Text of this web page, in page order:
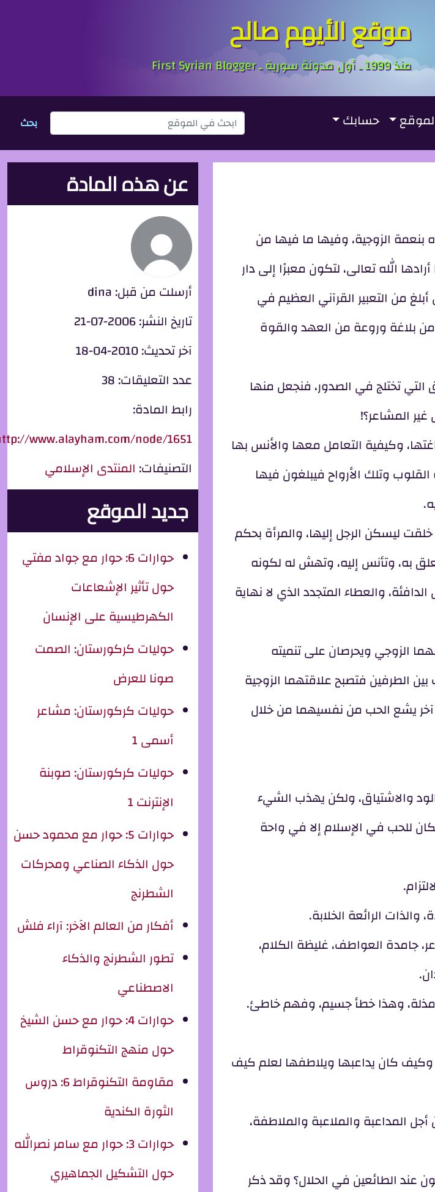
موقع الأيهم صالح
منذ 1999 ـ أول مدونة سورية ـ First Syrian Blogger
حسابك بحث
بنعمة الزوجية، وفيها ما فيها من
الله تعالى، لتكون معبرًا إلى دار
من التعبير القرآني العظيم في
من بلاغة وروعة من العهد والقوة
تختلج في الصدور، فنجعل منها
المشاعر؟!
وكيفية التعامل معها والأنس بها
وتلك الأرواح فيبلغون فيها
ليسكن الرجل إليها، والمرأة بحكم
به، وتأنس إليه، وتهش له لكونه
والعطاء المتجدد الذي لا نهاية
الزوجي ويحرصان على تنميته
الطرفين فتصبح علاقتهما الزوجية
آخر يشع الحب من نفسيهما من خلال
الود والاشتياق، ولكن يهذب الشيء
للحب في الإسلام إلا في واحة
الرائعة الخلابة.
جامدة العواطف، غليظة الكلام،
وهذا خطأ جسيم، وفهم خاطئ.
وكيف كان يداعبها ويلاطفها لعلم كيف
المداعبة والملاعبة والملاطفة،
عند الطائعين في الحلال؟ وقد ذكر
عن هذه المادة
أرسلت من قبل:dina
تاريخ النشر:2006-07-21
آخر تحديث:2010-04-18
عدد التعليقات:38
رابط المادة:
www.alayham.com/node/1651
التصنيفات: المنتدى الإسلامي
جديد الموقع
حوارات 6: حوار مع جواد مفتي
حول تأثير الإشعاعات
الكهرطيسية على الإنسان
حوليات كركورستان: الصمت
صونا للعرض
حوليات كركورستان: مشاعر
أسمى 1
حوليات كركورستان: صوبنة
الإنترنت 1
حوارات 5: حوار مع محمود حسن
حول الذكاء الصناعي ومحركات
الشطرنج
أفكار من العالم الآخر: آراء فلش
تطور الشطرنج والذكاء
الاصطناعي
حوارات 4: حوار مع حسن الشيخ
حول منهج التكنوقراط
مقاومة التكنوقراط 6: دروس
الثورة الكندية
حوارات 3: حوار مع سامر نصرالله
حول التشكيل الجماهيري